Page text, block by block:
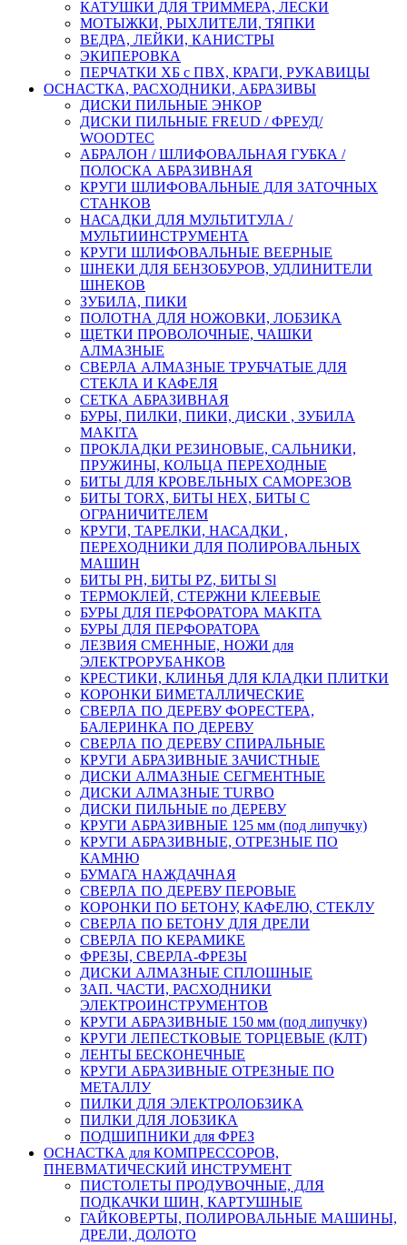
КАТУШКИ ДЛЯ ТРИММЕРА, ЛЕСКИ
МОТЫЖКИ, РЫХЛИТЕЛИ, ТЯПКИ
ВЕДРА, ЛЕЙКИ, КАНИСТРЫ
ЭКИПЕРОВКА
ПЕРЧАТКИ ХБ с ПВХ, КРАГИ, РУКАВИЦЫ
ОСНАСТКА, РАСХОДНИКИ, АБРАЗИВЫ
ДИСКИ ПИЛЬНЫЕ ЭНКОР
ДИСКИ ПИЛЬНЫЕ FREUD / ФРЕУД/
WOODTEC
АБРАЛОН / ШЛИФОВАЛЬНАЯ ГУБКА /
ПОЛОСКА АБРАЗИВНАЯ
КРУГИ ШЛИФОВАЛЬНЫЕ ДЛЯ ЗАТОЧНЫХ
СТАНКОВ
НАСАДКИ ДЛЯ МУЛЬТИТУЛА /
МУЛЬТИИНСТРУМЕНТА
КРУГИ ШЛИФОВАЛЬНЫЕ ВЕЕРНЫЕ
ШНЕКИ ДЛЯ БЕНЗОБУРОВ, УДЛИНИТЕЛИ
ШНЕКОВ
ЗУБИЛА, ПИКИ
ПОЛОТНА ДЛЯ НОЖОВКИ, ЛОБЗИКА
ЩЕТКИ ПРОВОЛОЧНЫЕ, ЧАШКИ
АЛМАЗНЫЕ
СВЕРЛА АЛМАЗНЫЕ ТРУБЧАТЫЕ ДЛЯ
СТЕКЛА И КАФЕЛЯ
СЕТКА АБРАЗИВНАЯ
БУРЫ, ПИЛКИ, ПИКИ, ДИСКИ , ЗУБИЛА
MAKITA
ПРОКЛАДКИ РЕЗИНОВЫЕ, САЛЬНИКИ,
ПРУЖИНЫ, КОЛЬЦА ПЕРЕХОДНЫЕ
БИТЫ ДЛЯ КРОВЕЛЬНЫХ САМОРЕЗОВ
БИТЫ TORX, БИТЫ НЕХ, БИТЫ С
ОГРАНИЧИТЕЛЕМ
КРУГИ, ТАРЕЛКИ, НАСАДКИ ,
ПЕРЕХОДНИКИ ДЛЯ ПОЛИРОВАЛЬНЫХ
МАШИН
БИТЫ PH, БИТЫ PZ, БИТЫ Sl
ТЕРМОКЛЕЙ, СТЕРЖНИ КЛЕЕВЫЕ
БУРЫ ДЛЯ ПЕРФОРАТОРА MAKITA
БУРЫ ДЛЯ ПЕРФОРАТОРА
ЛЕЗВИЯ СМЕННЫЕ, НОЖИ для
ЭЛЕКТРОРУБАНКОВ
КРЕСТИКИ, КЛИНЬЯ ДЛЯ КЛАДКИ ПЛИТКИ
КОРОНКИ БИМЕТАЛЛИЧЕСКИЕ
СВЕРЛА ПО ДЕРЕВУ ФОРЕСТЕРА,
БАЛЕРИНКА ПО ДЕРЕВУ
СВЕРЛА ПО ДЕРЕВУ СПИРАЛЬНЫЕ
КРУГИ АБРАЗИВНЫЕ ЗАЧИСТНЫЕ
ДИСКИ АЛМАЗНЫЕ СЕГМЕНТНЫЕ
ДИСКИ АЛМАЗНЫЕ TURBO
ДИСКИ ПИЛЬНЫЕ по ДЕРЕВУ
КРУГИ АБРАЗИВНЫЕ 125 мм (под липучку)
КРУГИ АБРАЗИВНЫЕ, ОТРЕЗНЫЕ ПО
КАМНЮ
БУМАГА НАЖДАЧНАЯ
СВЕРЛА ПО ДЕРЕВУ ПЕРОВЫЕ
КОРОНКИ ПО БЕТОНУ, КАФЕЛЮ, СТЕКЛУ
СВЕРЛА ПО БЕТОНУ ДЛЯ ДРЕЛИ
СВЕРЛА ПО КЕРАМИКЕ
ФРЕЗЫ, СВЕРЛА-ФРЕЗЫ
ДИСКИ АЛМАЗНЫЕ СПЛОШНЫЕ
ЗАП. ЧАСТИ, РАСХОДНИКИ
ЭЛЕКТРОИНСТРУМЕНТОВ
КРУГИ АБРАЗИВНЫЕ 150 мм (под липучку)
КРУГИ ЛЕПЕСТКОВЫЕ ТОРЦЕВЫЕ (КЛТ)
ЛЕНТЫ БЕСКОНЕЧНЫЕ
КРУГИ АБРАЗИВНЫЕ ОТРЕЗНЫЕ ПО
МЕТАЛЛУ
ПИЛКИ ДЛЯ ЭЛЕКТРОЛОБЗИКА
ПИЛКИ ДЛЯ ЛОБЗИКА
ПОДШИПНИКИ для ФРЕЗ
ОСНАСТКА для КОМПРЕССОРОВ,
ПНЕВМАТИЧЕСКИЙ ИНСТРУМЕНТ
ПИСТОЛЕТЫ ПРОДУВОЧНЫЕ, ДЛЯ
ПОДКАЧКИ ШИН, КАРТУШНЫЕ
ГАЙКОВЕРТЫ, ПОЛИРОВАЛЬНЫЕ МАШИНЫ,
ДРЕЛИ, ДОЛОТО